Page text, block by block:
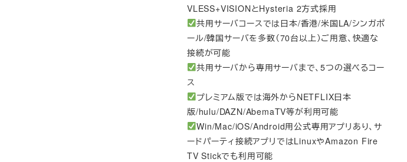
VLESS+VISIONとHysteria 2方式採用
共用サーバコースでは日本/香港/米国LA/シンガポ
ール/韓国サーバを多数（70台以上）ご用意、快適な
接続が可能
共用サーバから専用サーバまで、5つの選べるコー
ス
プレミアム版では海外からNETFLIX日本
版/hulu/DAZN/AbemaTV等が利用可能
Win/Mac/iOS/Android用公式専用アプリあり、サ
ードパーティ接続アプリではLinuxやAmazon Fire
TV Stickでも利用可能